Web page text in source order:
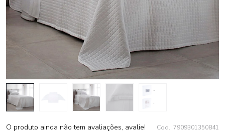
O produto ainda não tem avaliações, avalie! Cod.: 7909301350841